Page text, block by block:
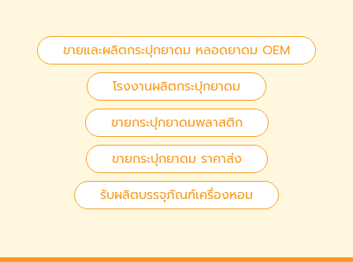
ขายและผลิตกระปุกยาดม หลอดยาดม OEM
โรงงานผลิตกระปุกยาดม
ขายกระปุกยาดมพลาสติก
ขายกระปุกยาดม ราคาส่ง
รับผลิตบรรจุภัณฑ์เครื่องหอม